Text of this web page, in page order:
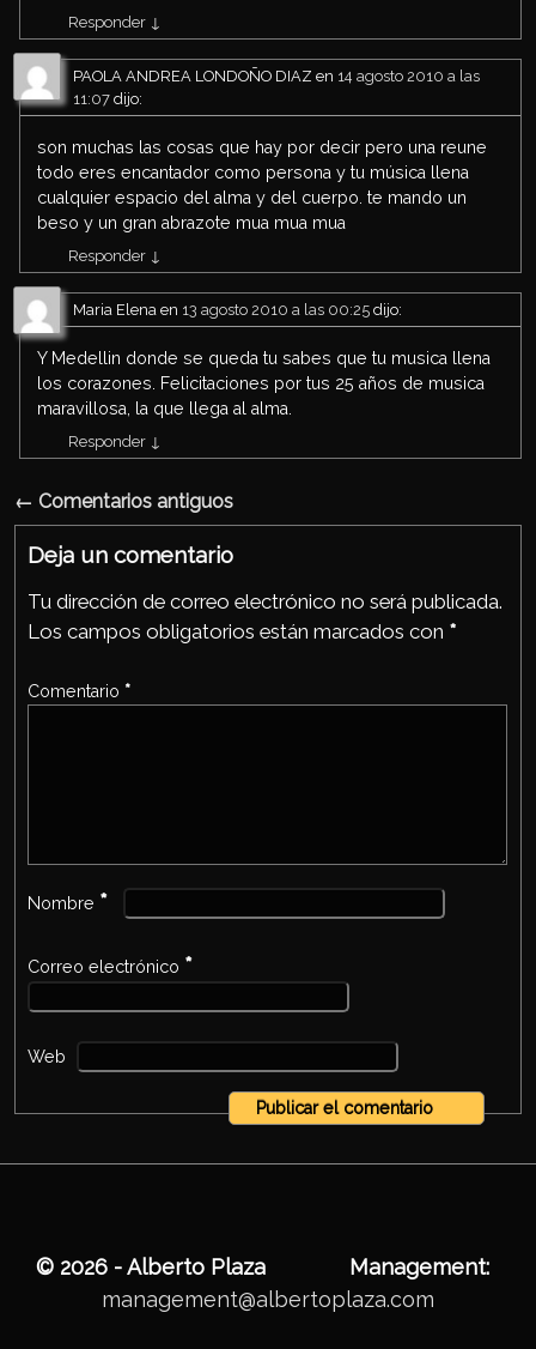
Responder ↓
PAOLA ANDREA LONDOÑO DIAZ en 14 agosto 2010 a las
11:07 dijo:
son muchas las cosas que hay por decir pero una reune
todo eres encantador como persona y tu música llena
cualquier espacio del alma y del cuerpo. te mando un
beso y un gran abrazote mua mua mua
Responder ↓
Maria Elena en 13 agosto 2010 a las 00:25 dijo:
Y Medellin donde se queda tu sabes que tu musica llena
los corazones. Felicitaciones por tus 25 años de musica
maravillosa, la que llega al alma.
Responder ↓
Navegación de comentarios
← Comentarios antiguos
Deja un comentario
Tu dirección de correo electrónico no será publicada.
Los campos obligatorios están marcados con *
Comentario *
Nombre *
Correo electrónico *
Web
© 2026 - Alberto Plaza Management:
management@albertoplaza.com